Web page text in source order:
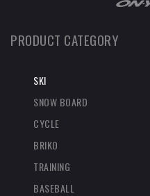
PRODUCT CATEGORY
SKI
SNOW BOARD
CYCLE
BRIKO
TRAINING
BASEBALL